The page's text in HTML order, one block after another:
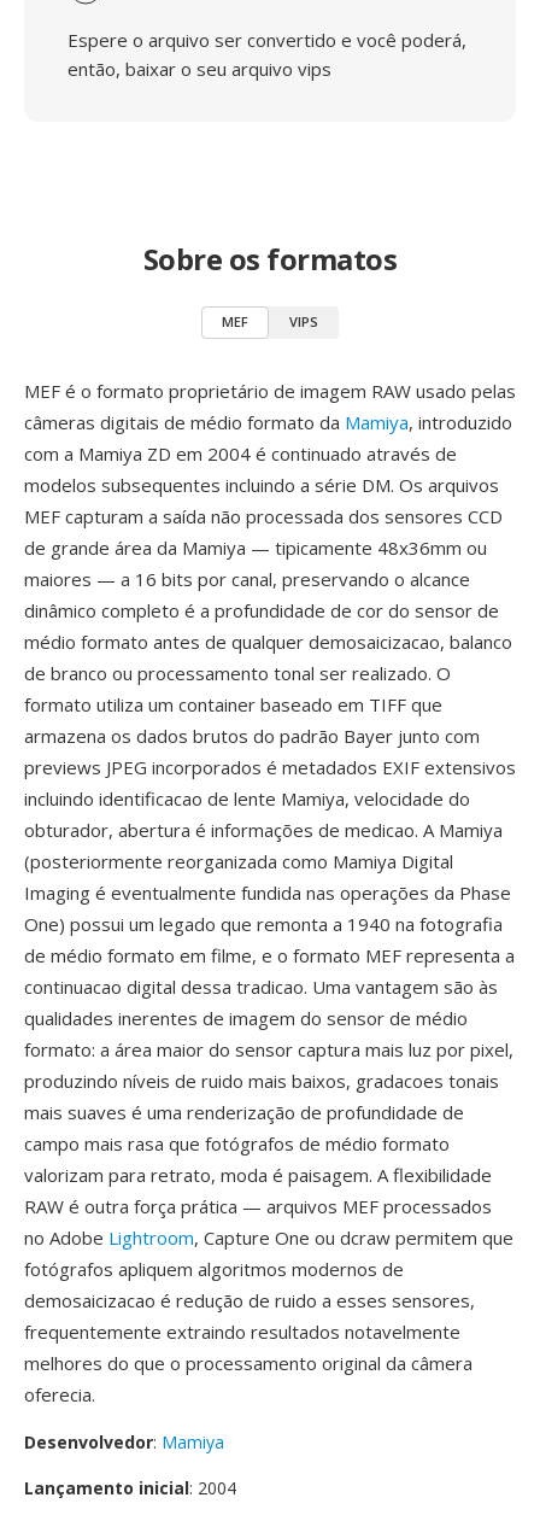
Espere o arquivo ser convertido e você poderá,
então, baixar o seu arquivo vips
Sobre os formatos
MEF VIPS
MEF é o formato proprietário de imagem RAW usado pelas
câmeras digitais de médio formato da Mamiya, introduzido
com a Mamiya ZD em 2004 é continuado através de
modelos subsequentes incluindo a série DM. Os arquivos
MEF capturam a saída não processada dos sensores CCD
de grande área da Mamiya — tipicamente 48x36mm ou
maiores — a 16 bits por canal, preservando o alcance
dinâmico completo é a profundidade de cor do sensor de
médio formato antes de qualquer demosaicizacao, balanco
de branco ou processamento tonal ser realizado. O
formato utiliza um container baseado em TIFF que
armazena os dados brutos do padrão Bayer junto com
previews JPEG incorporados é metadados EXIF extensivos
incluindo identificacao de lente Mamiya, velocidade do
obturador, abertura é informações de medicao. A Mamiya
(posteriormente reorganizada como Mamiya Digital
Imaging é eventualmente fundida nas operações da Phase
One) possui um legado que remonta a 1940 na fotografia
de médio formato em filme, e o formato MEF representa a
continuacao digital dessa tradicao. Uma vantagem são às
qualidades inerentes de imagem do sensor de médio
formato: a área maior do sensor captura mais luz por pixel,
produzindo níveis de ruido mais baixos, gradacoes tonais
mais suaves é uma renderização de profundidade de
campo mais rasa que fotógrafos de médio formato
valorizam para retrato, moda é paisagem. A flexibilidade
RAW é outra força prática — arquivos MEF processados
no Adobe Lightroom, Capture One ou dcraw permitem que
fotógrafos apliquem algoritmos modernos de
demosaicizacao é redução de ruido a esses sensores,
frequentemente extraindo resultados notavelmente
melhores do que o processamento original da câmera
oferecia.
Desenvolvedor: Mamiya
Lançamento inicial: 2004